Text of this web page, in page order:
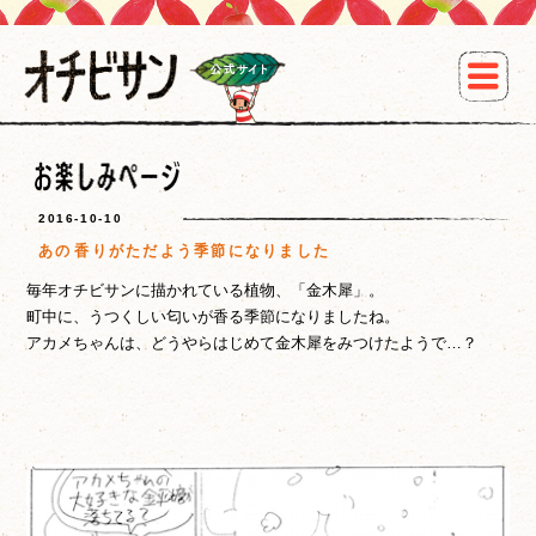
2016-10-10
あの香りがただよう季節になりました
毎年オチビサンに描かれている植物、「金木犀」。
町中に、うつくしい匂いが香る季節になりましたね。
アカメちゃんは、どうやらはじめて金木犀をみつけたようで…？